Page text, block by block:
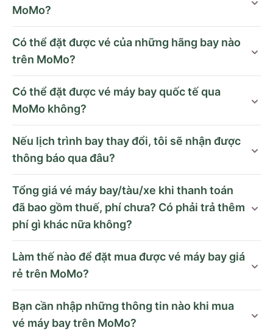
MoMo?
Có thể đặt được vé của những hãng bay nào
trên MoMo?
Có thể đặt được vé máy bay quốc tế qua
MoMo không?
Nếu lịch trình bay thay đổi, tôi sẽ nhận được
thông báo qua đâu?
Tổng giá vé máy bay/tàu/xe khi thanh toán
đã bao gồm thuế, phí chưa? Có phải trả thêm
phí gì khác nữa không?
Làm thế nào để đặt mua được vé máy bay giá
rẻ trên MoMo?
Bạn cần nhập những thông tin nào khi mua
vé máy bay trên MoMo?